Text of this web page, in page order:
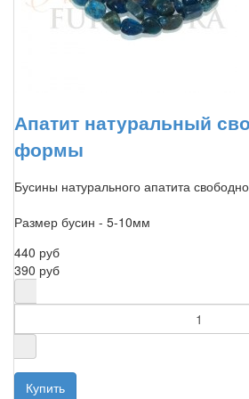
Апатит натуральный
формы
Бусины натурального апатита
Размер бусин - 5-10мм
440 руб
390 руб